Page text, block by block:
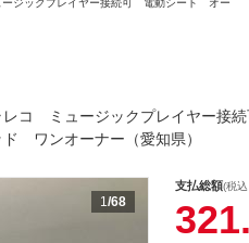
ジックプレイヤー接続可 電動シート オー
ミュージックプレイヤー接
ワンオーナー（愛知県）
1/68
支払総額(税